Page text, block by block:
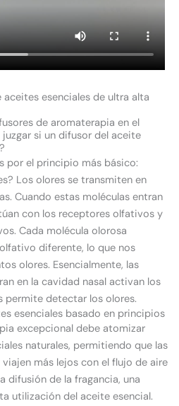
esenciales de ultra alta
de aromaterapia en el
si un difusor del aceite
por el principio más básico:
Los olores se transmiten en
Cuando estas moléculas entran
con los receptores olfativos y
Cada molécula olorosa
diferente, lo que nos
olores. Esencialmente, las
en la cavidad nasal activan los
permite detectar los olores.
esenciales basado en principios
excepcional debe atomizar
naturales, permitiendo que las
más lejos con el flujo de aire
difusión de la fragancia, una
utilización del aceite esencial.